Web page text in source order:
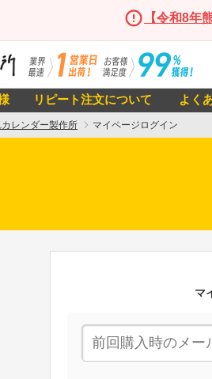
【令和8年
リピート注文について よく
レンダー製作所 マイページログイン
マ